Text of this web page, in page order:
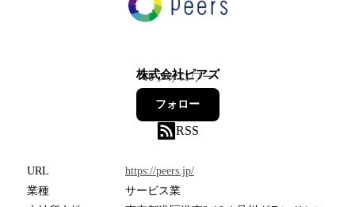
株式会社ピアズ
40フォロワー
フォロー
RSS
URL
https://peers.jp/
業種
サービス業